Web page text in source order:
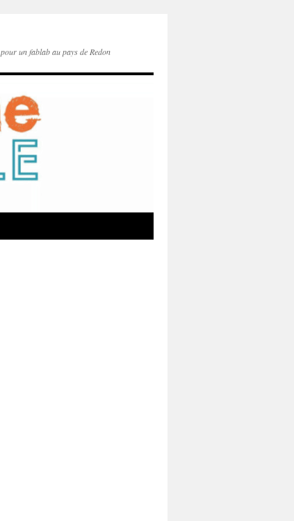
pour un fablab au pays de Redon